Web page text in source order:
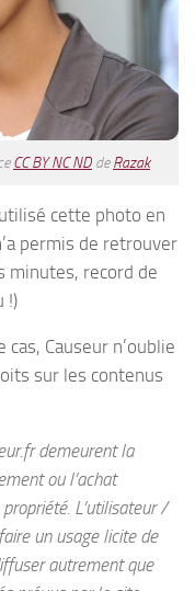
CC BY NC ND deRazak
cette photo en
permis de retrouver
minutes, record de
!)
Causeur n’oublie
sur les contenus
demeurent la
ou l’achat
L’utilisateur /
un usage licite de
autrement que